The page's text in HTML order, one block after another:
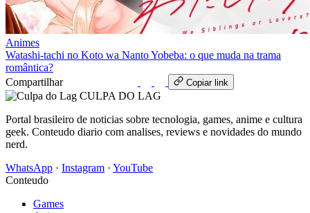
Animes
Watashi-tachi no Koto wa Nanto Yobeba: o que muda na trama
romântica?
Compartilhar
Copiar link
CULPA DO LAG
Portal brasileiro de noticias sobre tecnologia, games, anime e cultura
geek. Conteudo diario com analises, reviews e novidades do mundo
nerd.
WhatsApp · Instagram · YouTube
Conteudo
Games